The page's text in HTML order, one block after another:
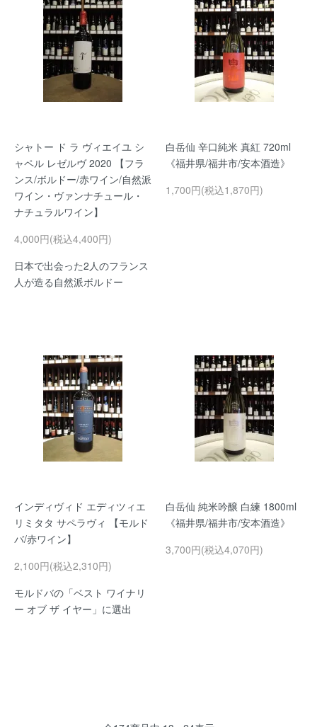
シャトー ド ラ ヴィエイユ シ
ャペル レゼルヴ 2020 【フラ
ンス/ボルドー/赤ワイン/自然派
ワイン・ヴァンナチュール・
ナチュラルワイン】
4,000円(税込4,400円)
日本で出会った2人のフランス
人が造る自然派ボルドー
白岳仙 辛口純米 真紅 720ml
《福井県/福井市/安本酒造》
1,700円(税込1,870円)
インディヴィド エディツィエ
リミタタ サペラヴィ 【モルド
バ/赤ワイン】
2,100円(税込2,310円)
モルドバの「ベスト ワイナリ
ー オブ ザ イヤー」に選出
白岳仙 純米吟醸 白練 1800ml
《福井県/福井市/安本酒造》
3,700円(税込4,070円)